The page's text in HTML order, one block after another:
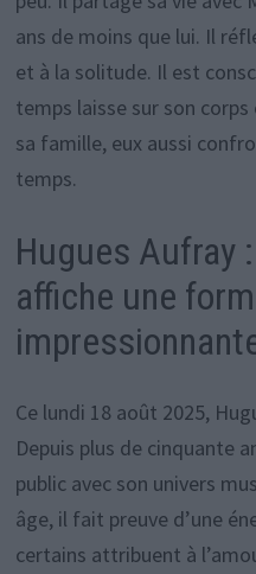
ans de moins que lui. Il
et à la solitude. Il est
temps laisse sur son
sa famille, eux aussi
temps.
Hugues Aufray
affiche une
Ce lundi 18 août 2025,
Depuis plus de cinquante
public avec son univers
âge, il fait preuve d’une
certains attribuent à